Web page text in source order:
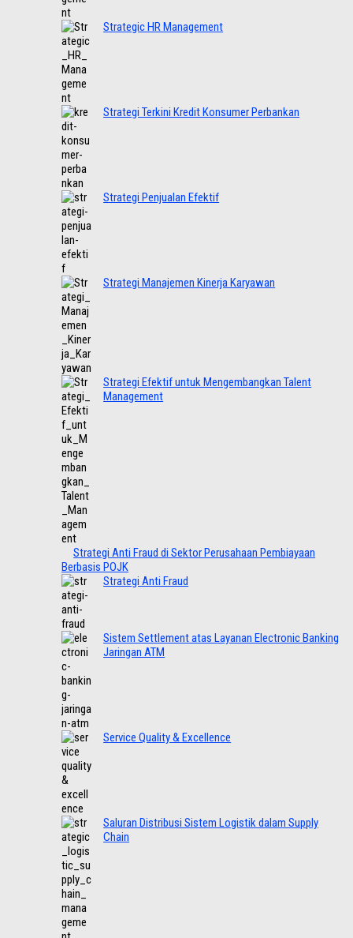
Strategic HR Management
Strategi Terkini Kredit Konsumer Perbankan
Strategi Penjualan Efektif
Strategi Manajemen Kinerja Karyawan
Strategi Efektif untuk Mengembangkan Talent
Management
Strategi Anti Fraud di Sektor Perusahaan Pembiayaan
Berbasis POJK
Strategi Anti Fraud
Sistem Settlement atas Layanan Electronic Banking
Jaringan ATM
Service Quality & Excellence
Saluran Distribusi Sistem Logistik dalam Supply
Chain